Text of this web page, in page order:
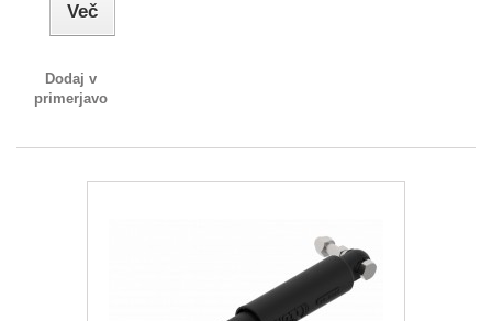
Več
Dodaj v
primerjavo